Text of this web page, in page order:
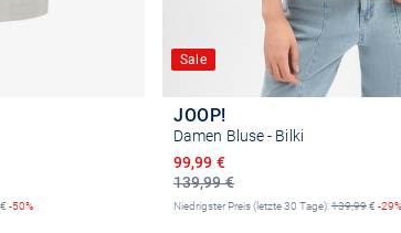
€ -50%
Sale
JOOP!
Damen Bluse - Bilki
139,99 €
Ermäßigter Preis
99,99 €
Niedrigster Preis (letzte 30 Tage):139,99€ -29%